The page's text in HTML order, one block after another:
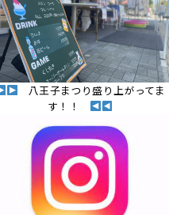
八王子まつり盛り上がってま
す！！